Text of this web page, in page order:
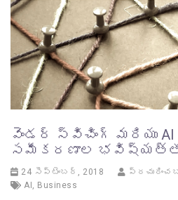
వెండర్ స్విచింగ్ మరియు
సమీకరణాల
24 సెప్టెంబర్, 2018
AI , Business